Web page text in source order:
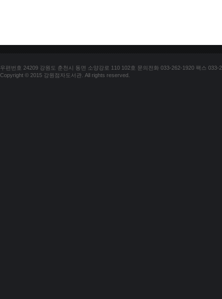
우편번호 24209 강원도 춘천시 동면 소양강로 110 102호 문의전화 033-262-1920 팩스 033-
Copyright © 2015 강원점자도서관. All rights reserved.